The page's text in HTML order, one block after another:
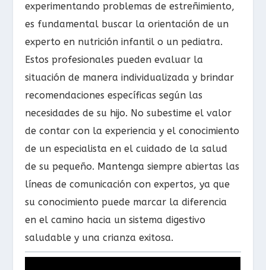
experimentando problemas de estreñimiento,
es fundamental buscar la orientación de un
experto en nutrición infantil o un pediatra.
Estos profesionales pueden evaluar la
situación de manera individualizada y brindar
recomendaciones específicas según las
necesidades de su hijo. No subestime el valor
de contar con la experiencia y el conocimiento
de un especialista en el cuidado de la salud
de su pequeño. Mantenga siempre abiertas las
líneas de comunicación con expertos, ya que
su conocimiento puede marcar la diferencia
en el camino hacia un sistema digestivo
saludable y una crianza exitosa.